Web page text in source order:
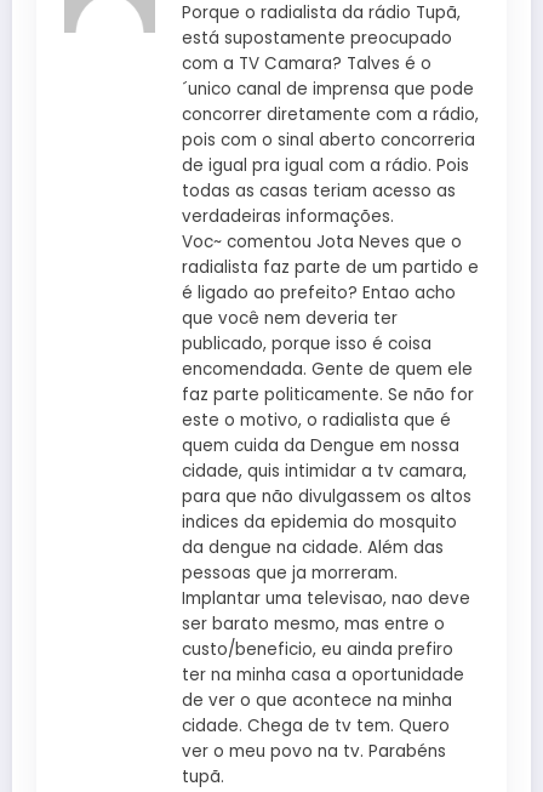
Porque o radialista da rádio Tupã,
está supostamente preocupado
com a TV Camara? Talves é o
´unico canal de imprensa que pode
concorrer diretamente com a rádio,
pois com o sinal aberto concorreria
de igual pra igual com a rádio. Pois
todas as casas teriam acesso as
verdadeiras informações.
Voc~ comentou Jota Neves que o
radialista faz parte de um partido e
é ligado ao prefeito? Entao acho
que você nem deveria ter
publicado, porque isso é coisa
encomendada. Gente de quem ele
faz parte politicamente. Se não for
este o motivo, o radialista que é
quem cuida da Dengue em nossa
cidade, quis intimidar a tv camara,
para que não divulgassem os altos
indices da epidemia do mosquito
da dengue na cidade. Além das
pessoas que ja morreram.
Implantar uma televisao, nao deve
ser barato mesmo, mas entre o
custo/beneficio, eu ainda prefiro
ter na minha casa a oportunidade
de ver o que acontece na minha
cidade. Chega de tv tem. Quero
ver o meu povo na tv. Parabéns
tupã.